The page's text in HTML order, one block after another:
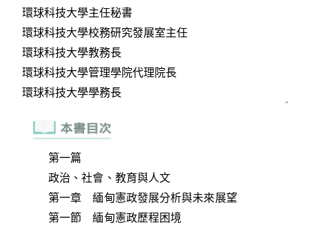
第一篇
政治、社會、教育與人文
第一章 緬甸憲政發展分析與未來展望
第一節 緬甸憲政歷程困境